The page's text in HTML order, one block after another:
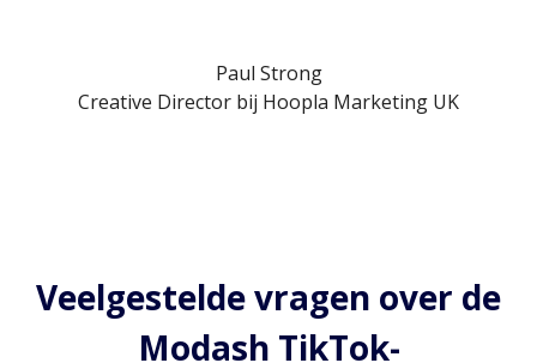
Paul Strong
Creative Director bij Hoopla Marketing UK
Veelgestelde vragen over de
Modash TikTok-